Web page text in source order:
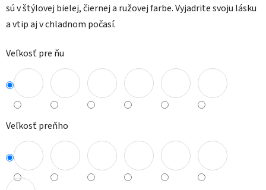
sú v štýlovej bielej, čiernej a ružovej farbe. Vyjadrite svoju lásku
a vtip aj v chladnom počasí.
Veľkosť pre ňu
Veľkosť preňho